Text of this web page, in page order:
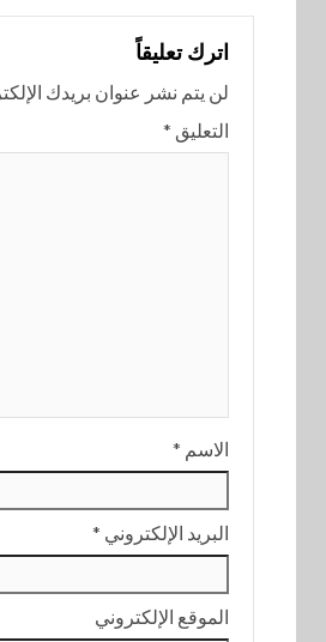
اترك تعليقاً
لن يتم نشر عنوان بريدك
التعليق *
الاسم *
البريد الإلكتروني *
الموقع الإلكتروني